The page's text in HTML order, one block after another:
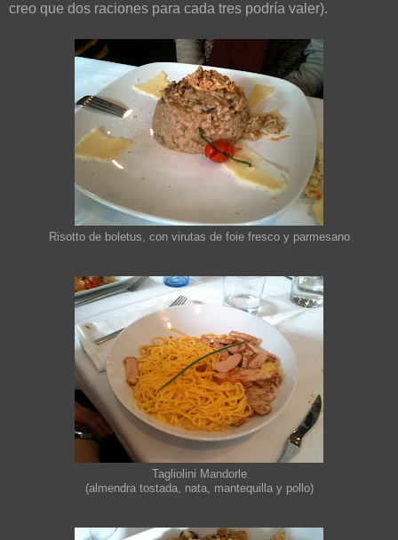
creo que dos raciones para cada tres podría valer).
Risotto de boletus, con virutas de foie fresco y parmesano
Tagliolini Mandorle
(almendra tostada, nata, mantequilla y pollo)